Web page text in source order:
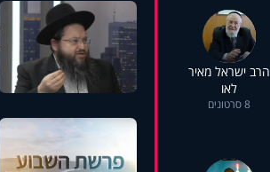
הרב ישראל מאיר
לאו
8 סרטונים